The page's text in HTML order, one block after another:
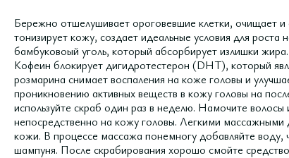
Бережно отшелушивает ороговевшие клетки, очищает
тонизирует кожу, создает идеальные условия для
бамбуковоый уголь, который абсорбирует излишки
Кофеин блокирует дигидротестерон (DHT), который
розмарина снимает воспаления на коже головы и
проникновению активных веществ в кожу головы на
используйте скраб один раз в неделю. Намочите волосы
непосредственно на кожу головы. Легкими
кожи. В процессе массажа понемногу добавляйте воду,
шампуня. После скрабирования хорошо смойте